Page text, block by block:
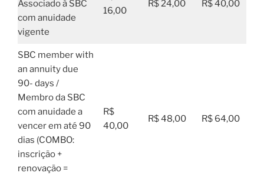
Associado à SBC
com anuidade
vigente
16,00
R$ 24,00 R$ 40,00
SBC member with
an annuity due
90- days /
Membro da SBC
com anuidade a
vencer em até 90
dias (COMBO:
inscrição +
renovação =
R$
40,00
R$ 48,00 R$ 64,00